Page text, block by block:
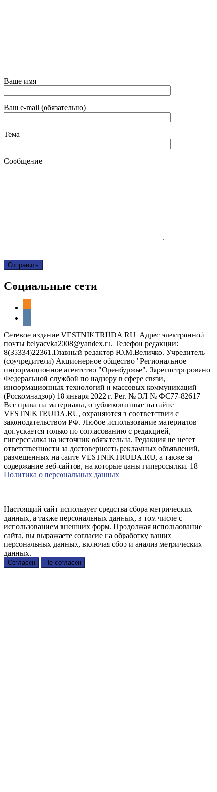
Ваше имя
Ваш e-mail (обязательно)
Тема
Сообщение
Социальные сети
Сетевое издание VESTNIKTRUDA.RU. Адрес электронной
почты belyaevka2008@yandex.ru. Телефон редакции:
8(35334)22361.Главный редактор Ю.М.Величко. Учредитель
(соучредители) Акционерное общество "Региональное
информационное агентство "Оренбуржье". Зарегистрировано
Федеральной службой по надзору в сфере связи,
информационных технологий и массовых коммуникаций
(Роскомнадзор) 18 января 2022 г. Рег. № ЭЛ № ФС77-82617
Все права на материалы, опубликованные на сайте
VESTNIKTRUDA.RU, охраняются в соответствии с
законодательством РФ. Любое использование материалов
допускается только по согласованию с редакцией,
гиперссылка на источник обязательна. Редакция не несет
ответственности за достоверность рекламных объявлений,
размещенных на сайте VESTNIKTRUDA.RU, а также за
содержание веб-сайтов, на которые даны гиперссылки. 18+
Политика о персональных данных
Настоящий сайт использует средства сбора метрических
данных, а также персональных данных, в том числе с
использованием внешних форм. Продолжая использование
сайта, вы выражаете согласие на обработку ваших
персональных данных, включая сбор и анализ метрических
данных.
Согласен Не согласен